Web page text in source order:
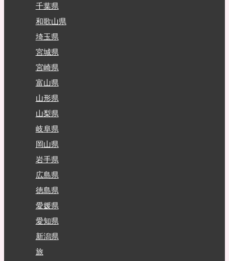
千葉県
和歌山県
埼玉県
宮城県
宮崎県
富山県
山形県
山梨県
岐阜県
岡山県
岩手県
広島県
徳島県
愛媛県
愛知県
新潟県
旅